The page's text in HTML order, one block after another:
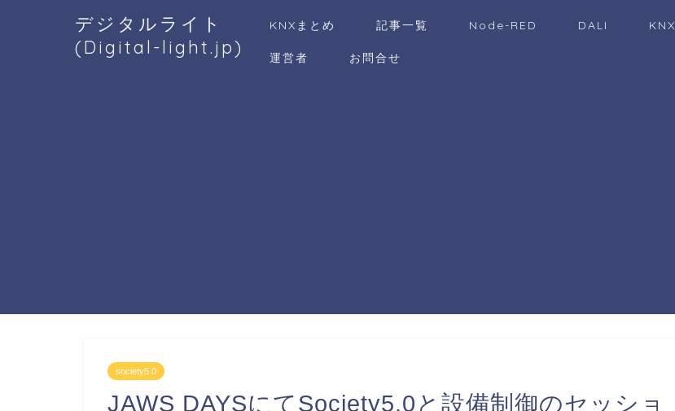
デジタルライト
(Digital-light.jp)
KNXまとめ 記事一覧 Node-RED DALI KNX
運営者 お問合せ
society5.0
JAWS DAYSにてSociety5.0と設備制御のセッショ